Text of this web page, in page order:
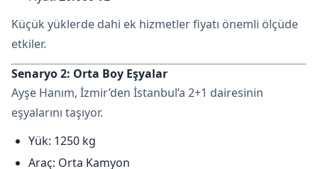
Küçük yüklerde dahi ek hizmetler fiyatı önemli ölçüde
etkiler.
Senaryo 2: Orta Boy Eşyalar
Ayşe Hanım, İzmir’den İstanbul’a 2+1 dairesinin
eşyalarını taşıyor.
Yük: 1250 kg
Araç: Orta Kamyon